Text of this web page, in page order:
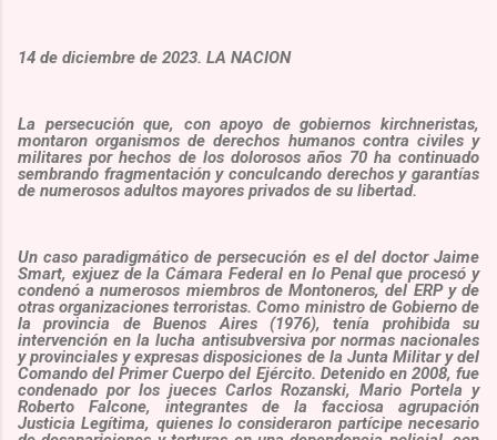
14 de diciembre de 2023. LA NACION
La persecución que, con apoyo de gobiernos kirchneristas,
montaron organismos de derechos humanos contra civiles y
militares por hechos de los dolorosos años 70 ha continuado
sembrando fragmentación y conculcando derechos y garantías
de numerosos adultos mayores privados de su libertad.
Un caso paradigmático de persecución es el del doctor Jaime
Smart, exjuez de la Cámara Federal en lo Penal que procesó y
condenó a numerosos miembros de Montoneros, del ERP y de
otras organizaciones terroristas. Como ministro de Gobierno de
la provincia de Buenos Aires (1976), tenía prohibida su
intervención en la lucha antisubversiva por normas nacionales
y provinciales y expresas disposiciones de la Junta Militar y del
Comando del Primer Cuerpo del Ejército. Detenido en 2008, fue
condenado por los jueces Carlos Rozanski, Mario Portela y
Roberto Falcone, integrantes de la facciosa agrupación
Justicia Legítima, quienes lo consideraron partícipe necesario